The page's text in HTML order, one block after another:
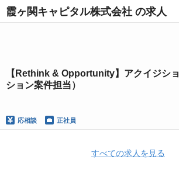
霞ヶ関キャピタル株式会社 の求人
【Rethink & Opportunity】アクイジシ
ション案件担当）
応相談 正社員
すべての求人を見る